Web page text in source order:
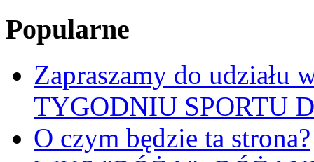
Popularne
Zapraszamy do udziału
TYGODNIU SPORTU
O czym będzie ta strona?